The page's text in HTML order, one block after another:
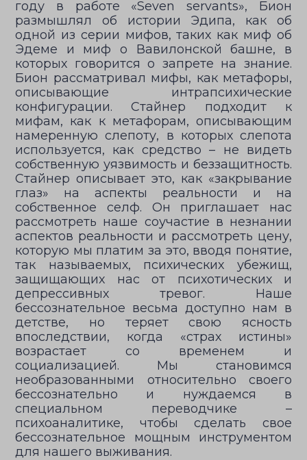
году в работе «Seven servants», Бион
размышлял об истории Эдипа, как об
одной из серии мифов, таких как миф об
Эдеме и миф о Вавилонской башне, в
которых говорится о запрете на знание.
Бион рассматривал мифы, как метафоры,
описывающие интрапсихические
конфигурации. Стайнер подходит к
мифам, как к метафорам, описывающим
намеренную слепоту, в которых слепота
используется, как средство – не видеть
собственную уязвимость и беззащитность.
Стайнер описывает это, как «закрывание
глаз» на аспекты реальности и на
собственное селф. Он приглашает нас
рассмотреть наше соучастие в незнании
аспектов реальности и рассмотреть цену,
которую мы платим за это, вводя понятие,
так называемых, психических убежищ,
защищающих нас от психотических и
депрессивных тревог. Наше
бессознательное весьма доступно нам в
детстве, но теряет свою ясность
впоследствии, когда «страх истины»
возрастает со временем и
социализацией. Мы становимся
необразованными относительно своего
бессознательно и нуждаемся в
специальном переводчике –
психоаналитике, чтобы сделать свое
бессознательное мощным инструментом
для нашего выживания.